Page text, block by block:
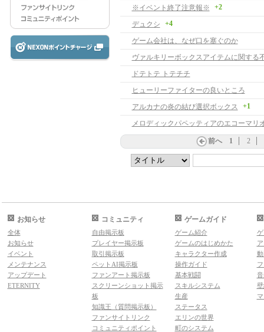
※イベント終了注意報※ +2
デュクシ +4
ゲーム会社は、なぜ口を塞ぐのか
ヴァルキリーボックスアイテムに関する
ドテトテ トテチチ
ヒューリーファイターの良いところ
アルカナの炎の結び選択ボックス
+1
前へ 1 2
お知らせ
全体
お知らせ
イベント
メンテナンス
アップデート
ETERNITY
コミュニティ
自由掲示板
プレイヤー掲示板
取引掲示板
ペットAI掲示板
ファンアート掲示板
スクリーンショット掲示
板
知識王（質問掲示板）
ファンサイトリンク
コミュニティポイント
ゲームガイド
ゲーム紹介
ゲームのはじめかた
キャラクター作成
操作ガイド
基本戦闘
スキルシステム
生産
ステータス
エリンの世界
町のシステム